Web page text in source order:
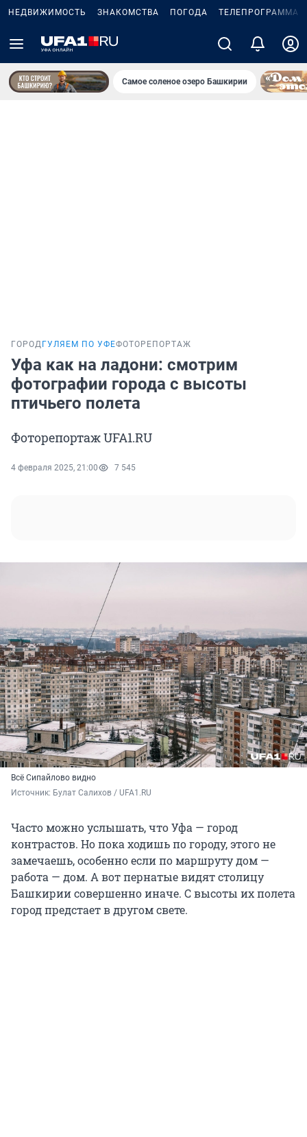
НЕДВИЖИМОСТЬ ЗНАКОМСТВА ПОГОДА ТЕЛЕПРОГРАММА
Самое соленое озеро Башкирии
ГОРОД ГУЛЯЕМ ПО УФЕФОТОРЕПОРТАЖ
Уфа как на ладони: смотрим
фотографии города с высоты
птичьего полета
Фоторепортаж UFA1.RU
4 февраля 2025, 21:00 7 545
Всё Сипайлово видно
Источник: Булат Салихов / UFA1.RU
Часто можно услышать, что Уфа — город
контрастов. Но пока ходишь по городу, этого не
замечаешь, особенно если по маршруту дом —
работа — дом. А вот пернатые видят столицу
Башкирии совершенно иначе. С высоты их полета
город предстает в другом свете.